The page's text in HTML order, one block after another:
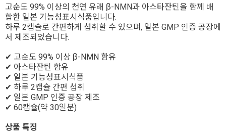
고순도 99% 이상의 천연 유래 β-NMN과 아스타잔틴을 함께 배
합한 일본 기능성표시식품입니다.
하루 2캡슐로 간편하게 섭취할 수 있으며, 일본 GMP 인증 공장에
서 제조되었습니다.
✔ 고순도 99% 이상 β-NMN 함유
✔ 아스타잔틴 함유
✔ 일본 기능성표시식품
✔ 하루 2캡슐 간편 섭취
✔ 일본 GMP 인증 공장 제조
✔ 60캡슐(약 30일분)
상품 특징